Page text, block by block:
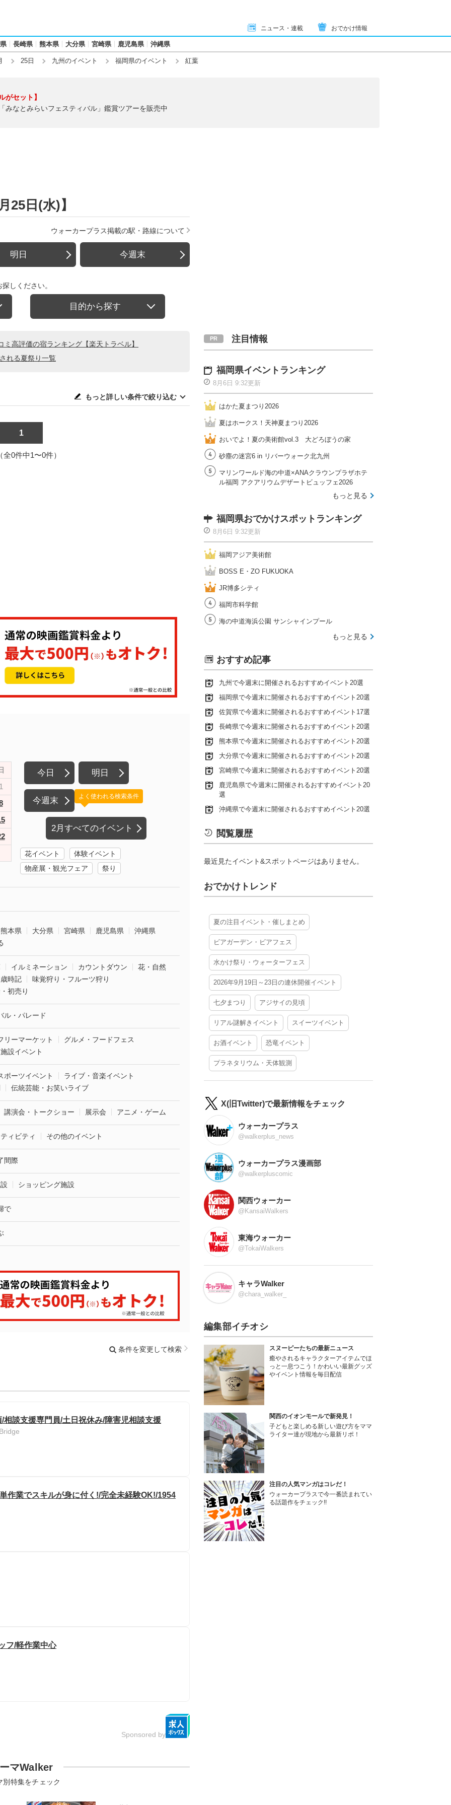
ニュース・連載 おでかけ情報
長崎県 熊本県 大分県 宮崎県 鹿児島県 沖縄県
25日 九州のイベント 福岡県のイベント 紅葉
がセット】
みなとみらいフェスティバル」鑑賞ツアーを販売中
25日(水)】
ウォーカープラス掲載の駅・路線について
明日 今週末
しください。
目的から探す
高評価の宿ランキング【楽天トラベル】
れる夏祭り一覧
もっと詳しい条件で絞り込む
1
全0件中1〜0件）
今日 明日
今週末
2月すべてのイベント
よく使われる検索条件
花イベント
体験イベント
物産展・観光フェア
祭り
熊本県 大分県 宮崎県 鹿児島県
沖縄県
イルミネーション カウントダウン
花・自然
時記
味覚狩り・フルーツ狩り
初売り
ル・パレード
リーマーケット
グルメ・フードフェス
設イベント
ポーツイベント
ライブ・音楽イベント
伝統芸能・お笑いライブ
講演会・トークショー 展示会 アニメ・ゲーム
ィビティ その他のイベント
間際
ショッピング施設
で
条件を変更して検索
談支援専門員/土日祝休み/障害児相談支援
作業でスキルが身に付く!/完全未経験OK!/1954
フ/軽作業中心
Sponsored by
マWalker
別特集をチェック
注目情報
福岡県イベントランキング
8月6日 9:32更新
はかた夏まつり2026
夏はホークス！天神夏まつり2026
おいでよ！夏の美術館vol.3 大どろぼうの家
砂塵の迷宮6 in リバーウォーク北九州
マリンワールド海の中道×ANAクラウンプラザホテ
ル福岡 アクアリウムデザートビュッフェ2026
もっと見る
福岡県おでかけスポットランキング
8月6日 9:32更新
福岡アジア美術館
BOSS E・ZO FUKUOKA
JR博多シティ
福岡市科学館
海の中道海浜公園 サンシャインプール
もっと見る
おすすめ記事
九州で今週末に開催されるおすすめイベント20選
福岡県で今週末に開催されるおすすめイベント20選
佐賀県で今週末に開催されるおすすめイベント17選
長崎県で今週末に開催されるおすすめイベント20選
熊本県で今週末に開催されるおすすめイベント20選
大分県で今週末に開催されるおすすめイベント20選
宮崎県で今週末に開催されるおすすめイベント20選
鹿児島県で今週末に開催されるおすすめイベント20
選
沖縄県で今週末に開催されるおすすめイベント20選
閲覧履歴
最近見たイベント&スポットページはありません。
おでかけトレンド
夏の注目イベント・催しまとめ
ビアガーデン・ビアフェス
水かけ祭り・ウォーターフェス
2026年9月19日～23日の連休開催イベント
七夕まつり アジサイの見頃
リアル謎解きイベント スイーツイベント
お酒イベント 恐竜イベント
プラネタリウム・天体観測
X(旧Twitter)で最新情報をチェック
ウォーカープラス
@walkerplus_news
ウォーカープラス漫画部
@walkerpluscomic
関西ウォーカー
@KansaiWalkers
東海ウォーカー
@TokaiWalkers
キャラWalker
@chara_walker_
編集部イチオシ
スヌーピーたちの最新ニュース
癒やされるキャラクターアイテムでほ
っと一息つこう！かわいい最新グッズ
やイベント情報を毎日配信
関西のイオンモールで新発見！
子どもと楽しめる新しい遊び方をママ
ライター達が現地から最新リポ！
注目の人気マンガはコレだ！
ウォーカープラスで今一番読まれてい
る話題作をチェック!!